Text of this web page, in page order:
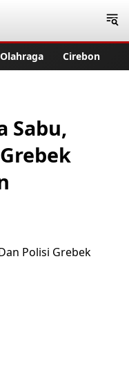
Olahraga Cirebon
Sabu,